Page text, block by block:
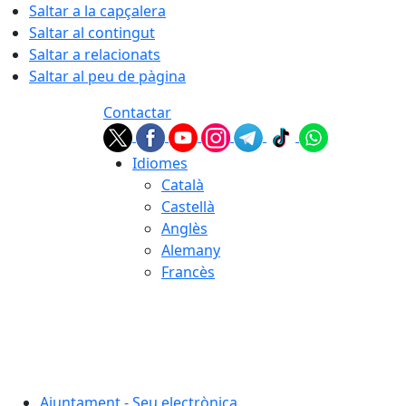
Saltar a la capçalera
Saltar al contingut
Saltar a relacionats
Saltar al peu de pàgina
Contactar
Idiomes
Català
Castellà
Anglès
Alemany
Francès